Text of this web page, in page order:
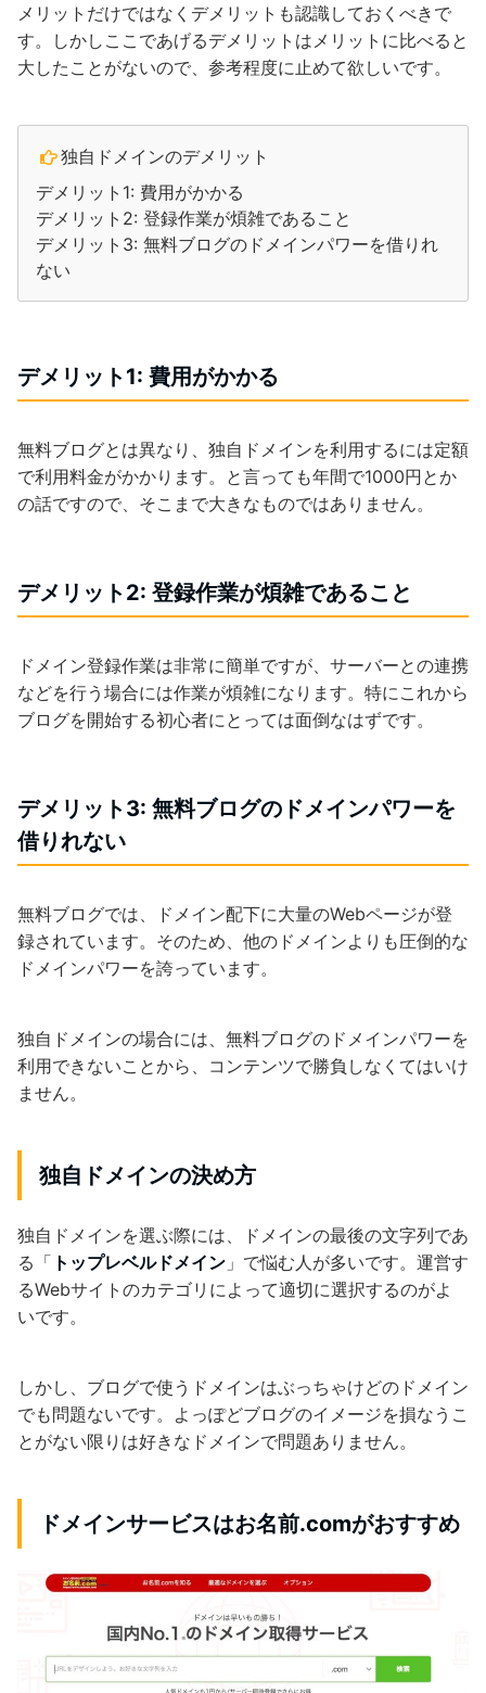
メリットだけではなくデメリットも認識しておくべきで
す。しかしここであげるデメリットはメリットに比べると
大したことがないので、参考程度に止めて欲しいです。
独自ドメインのデメリット
デメリット1: 費用がかかる
デメリット2: 登録作業が煩雑であること
デメリット3: 無料ブログのドメインパワーを借りれ
ない
デメリット1: 費用がかかる
無料ブログとは異なり、独自ドメインを利用するには定額
で利用料金がかかります。と言っても年間で1000円とか
の話ですので、そこまで大きなものではありません。
デメリット2: 登録作業が煩雑であること
ドメイン登録作業は非常に簡単ですが、サーバーとの連携
などを行う場合には作業が煩雑になります。特にこれから
ブログを開始する初心者にとっては面倒なはずです。
デメリット3: 無料ブログのドメインパワーを
借りれない
無料ブログでは、ドメイン配下に大量のWebページが登
録されています。そのため、他のドメインよりも圧倒的な
ドメインパワーを誇っています。
独自ドメインの場合には、無料ブログのドメインパワーを
利用できないことから、コンテンツで勝負しなくてはいけ
ません。
独自ドメインの決め方
独自ドメインを選ぶ際には、ドメインの最後の文字列であ
る「 トップレベルドメイン 」で悩む人が多いです。運営す
るWebサイトのカテゴリによって適切に選択するのがよ
いです。
しかし、ブログで使うドメインはぶっちゃけどのドメイン
でも問題ないです。よっぽどブログのイメージを損なうこ
とがない限りは好きなドメインで問題ありません。
ドメインサービスはお名前.comがおすすめ